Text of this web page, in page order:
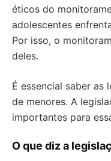
éticos do
adolescentes
Por isso, o
deles.
É essencial saber as
de menores. A
importantes para
O que diz a